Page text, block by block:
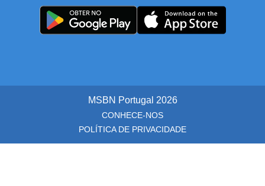
MSBN Portugal 2026
CONHECE-NOS
POLÍTICA DE PRIVACIDADE